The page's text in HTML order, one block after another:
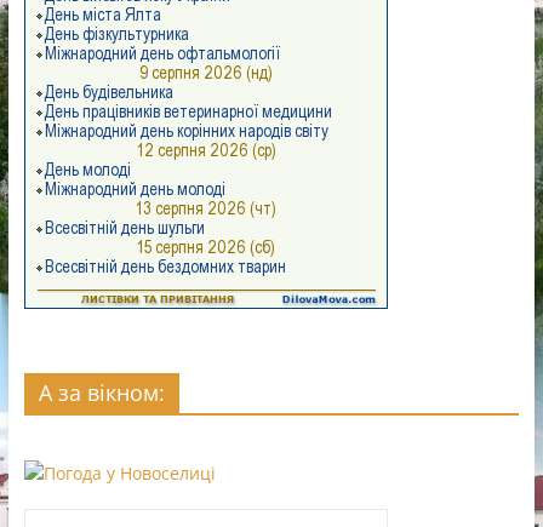
А за вікном: